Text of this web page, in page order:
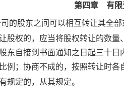
第四章 有限
的股东之间可以相互转让其全
股权的，应当将股权转让的数
东自接到书面通知之日起三十
例；协商不成的，按照转让时各
规定的，从其规定。